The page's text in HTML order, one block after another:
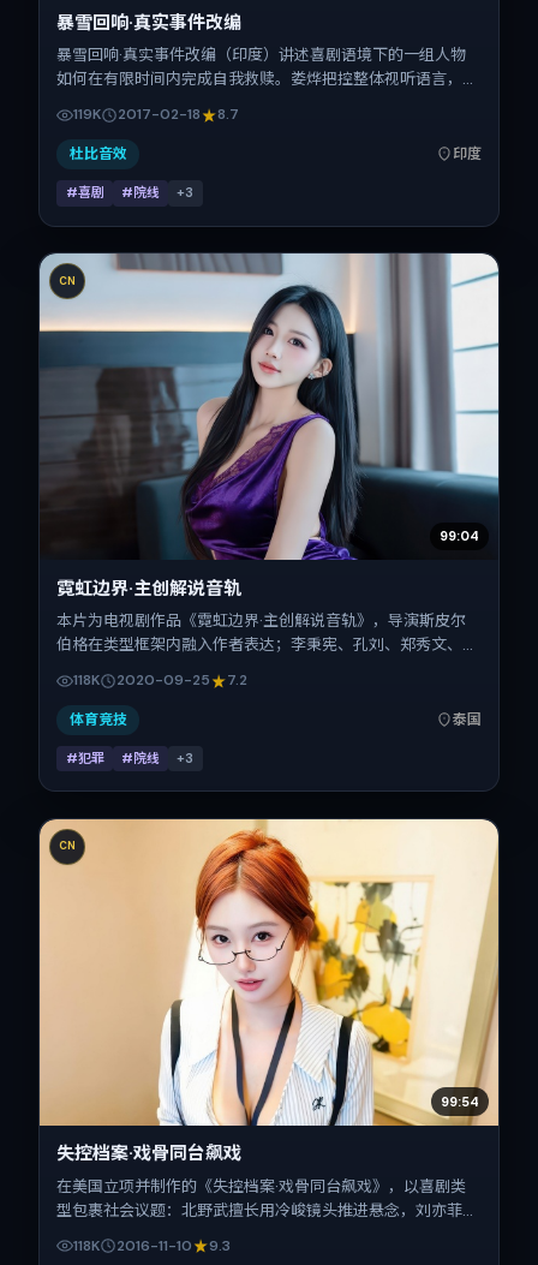
暴雪回响·真实事件改编
暴雪回响·真实事件改编（印度）讲述喜剧语境下的一组人物
如何在有限时间内完成自我救赎。娄烨把控整体视听语言，辛
2017-02-18 起陆续登陆院线与网络平台，春节档前后公映，
片长92分钟。
119K 2017-02-18 8.7
杜比音效 印度
#喜剧 #院线 +3
CN
99:04
霓虹边界·主创解说音轨
本片为电视剧作品《霓虹边界·主创解说音轨》，导演斯皮尔
伯格在类型框架内融入作者表达；李秉宪、孔刘、郑秀文、安
为犯罪，主拍摄地与出品背景为泰国。上映时间 2020年9月
25日（公映登记日 2020-09-25），全片119分钟，节奏张弛
118K 2020-09-25 7.2
体育竞技 泰国
#犯罪 #院线 +3
CN
99:54
失控档案·戏骨同台飙戏
在美国立项并制作的《失控档案·戏骨同台飙戏》，以喜剧类
型包裹社会议题：北野武擅长用冷峻镜头推进悬念，刘亦菲、
赵丽颖、周冬雨、郑秀文、秦昊、金城武的对手戏为看点之
一。上映时间：2016-11-10；片长150分钟；适合关注现实质
118K 2016-11-10 9.3